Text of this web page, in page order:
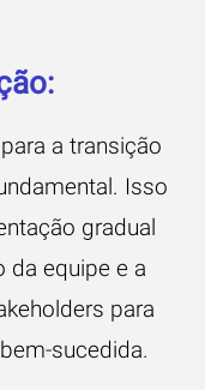
para a transição
Isso
gradual
da equipe e a
para
sucedida.